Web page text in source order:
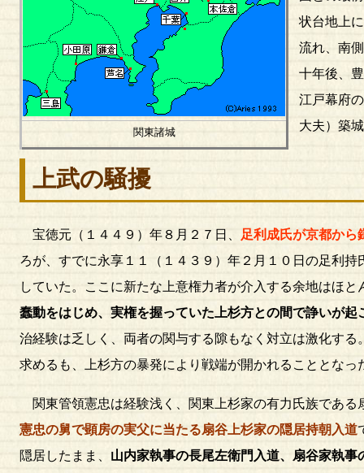
関東諸城
状台地上
流れ、南
十年後、
江戸幕府
大夫）築
上武の騒擾
宝徳元（１４４９）年８月２７日、
足利成氏が京都から
ろが、すでに永享１１（１４３９）年２月１０日の足利
していた。ここに新たな上意権力者が介入する余地はほと
蠢動をはじめ、実権を握っていた上杉方との間で諍いが起
治経験は乏しく、両者の関与する隙もなく対立は激化す
求めるも、上杉方の暴発により戦端が開かれることとなっ
関東管領憲忠は経験浅く、関東上杉家の有力氏族であ
憲忠の舅で顕房の実父に当たる扇谷上杉家の隠居持朝入道
隠居したまま、 山内家執事の長尾左衛門入道、扇谷家執